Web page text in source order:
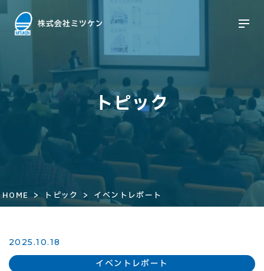
トピック
HOME > トピック > イベントレポート
2025.10.18
イベントレポート